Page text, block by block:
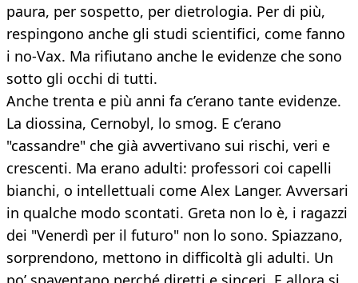
paura, per sospetto, per dietrologia. Per di più,
respingono anche gli studi scientifici, come fanno
i no-Vax. Ma rifiutano anche le evidenze che sono
sotto gli occhi di tutti.
Anche trenta e più anni fa c’erano tante evidenze.
La diossina, Cernobyl, lo smog. E c’erano
"cassandre" che già avvertivano sui rischi, veri e
crescenti. Ma erano adulti: professori coi capelli
bianchi, o intellettuali come Alex Langer. Avversari
in qualche modo scontati. Greta non lo è, i ragazzi
dei "Venerdì per il futuro" non lo sono. Spiazzano,
sorprendono, mettono in difficoltà gli adulti. Un